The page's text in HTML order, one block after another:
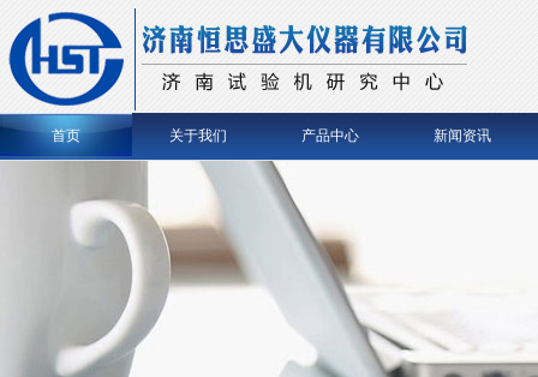
首页 关于我们 产品中心 新闻资讯